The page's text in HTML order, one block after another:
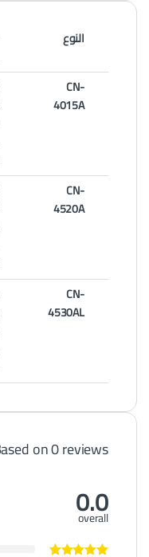
النوع
CN-
4015A
CN-
4520A
CN-
4530AL
on 0 reviews
0.0
overall